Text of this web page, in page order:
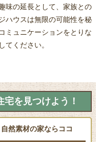
味の延長として、家族との
ハウスは無限の可能性を秘
ミュニケーションをとりな
てください。
を見つけよう！
自然素材の家ならココ